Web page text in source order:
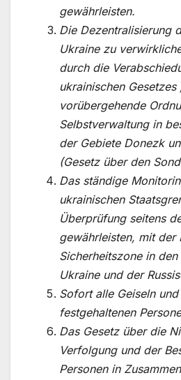
gewährleisten.
Die Dezentralisierung
Ukraine zu
durch die
ukrainischen Gesetzes
vorübergehende
Selbstverwaltung in
der Gebiete Donezk
(Gesetz über den
Das ständige
ukrainischen
Überprüfung seitens
gewährleisten, mit der
Sicherheitszone in
Ukraine und der
Sofort alle Geiseln
festgehaltenen
Das Gesetz über die
Verfolgung und der
Personen in